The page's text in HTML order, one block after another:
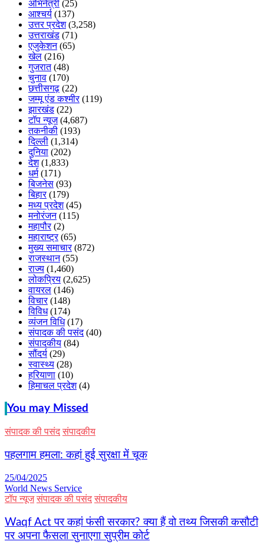
अभिनेत्री (25)
आश्चर्य (137)
उत्तर प्रदेश(3,258)
उत्तराखंड (71)
एजुकेशन(65)
खेल (216)
गुजरात(48)
चुनाव (170)
छत्तीसगढ़ (22)
जम्मू एंड कश्मीर(119)
झारखंड (22)
टॉप न्यूज(4,687)
तकनीकी (193)
दिल्ली (1,314)
दुनिया (202)
देश(1,833)
धर्म(171)
बिजनेस (93)
बिहार(179)
मध्य प्रदेश(45)
मनोरंजन(115)
महापौर(2)
महाराष्ट्र(65)
मुख्य समाचार(872)
राजस्थान(55)
राज्य (1,460)
लोकप्रिय (2,625)
वायरल (146)
विचार(148)
विविध(174)
व्यंजन विधि(17)
संपादक की पसंद(40)
संपादकीय (84)
सौंदर्य (29)
स्वास्थ्य (28)
हरियाणा (10)
हिमाचल प्रदेश(4)
You may Missed
संपादक की पसंद संपादकीय
पहलगाम हमला: कहां हुई सुरक्षा में चूक
25/04/2025
World News Service
टॉप न्यूज संपादक की पसंद संपादकीय
Waqf Act पर कहां फंसी सरकार? क्या हैं वो तथ्य जिसकी कसौटी
पर अपना फैसला सुनाएगा सुप्रीम कोर्ट